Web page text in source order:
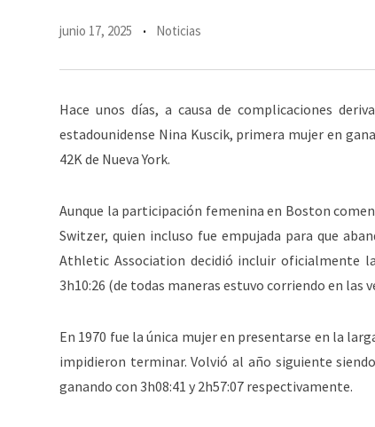
junio 17, 2025 Noticias
Hace unos días, a causa de complicaciones
estadounidense Nina Kuscik, primera mujer en
42K de Nueva York.
Aunque la participación femenina en Boston
Switzer, quien incluso fue empujada para que
Athletic Association decidió incluir oficialmente
3h10:26 (de todas maneras estuvo corriendo en las
En 1970 fue la única mujer en presentarse en la
impidieron terminar. Volvió al año siguiente
ganando con 3h08:41 y 2h57:07 respectivamente.